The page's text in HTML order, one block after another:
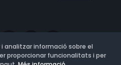
analitzar informació sobre el
proporcionar funcionalitats i per